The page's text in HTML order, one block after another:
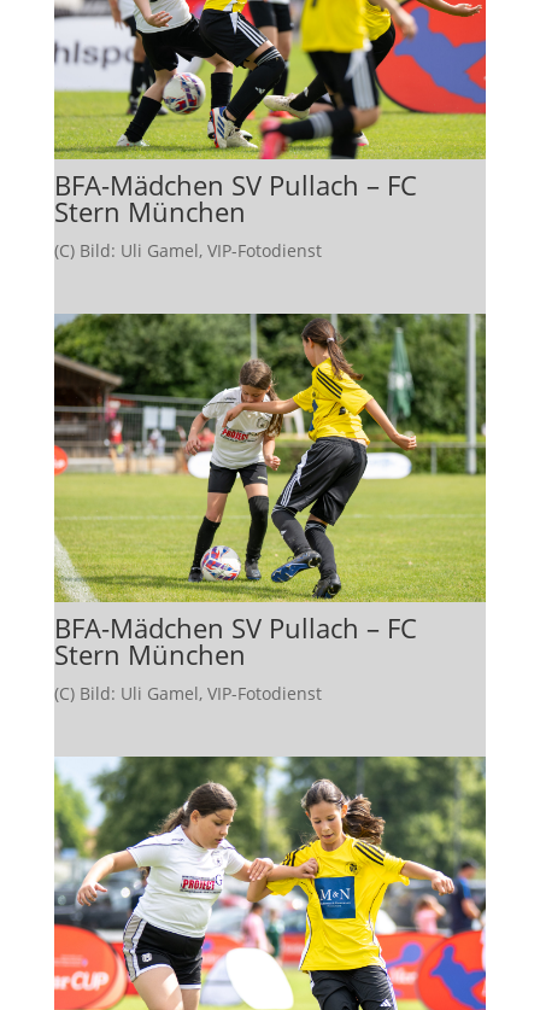
BFA-Mädchen SV Pullach – FC
Stern München
(C) Bild: Uli Gamel, VIP-Fotodienst
BFA-Mädchen SV Pullach – FC
Stern München
(C) Bild: Uli Gamel, VIP-Fotodienst